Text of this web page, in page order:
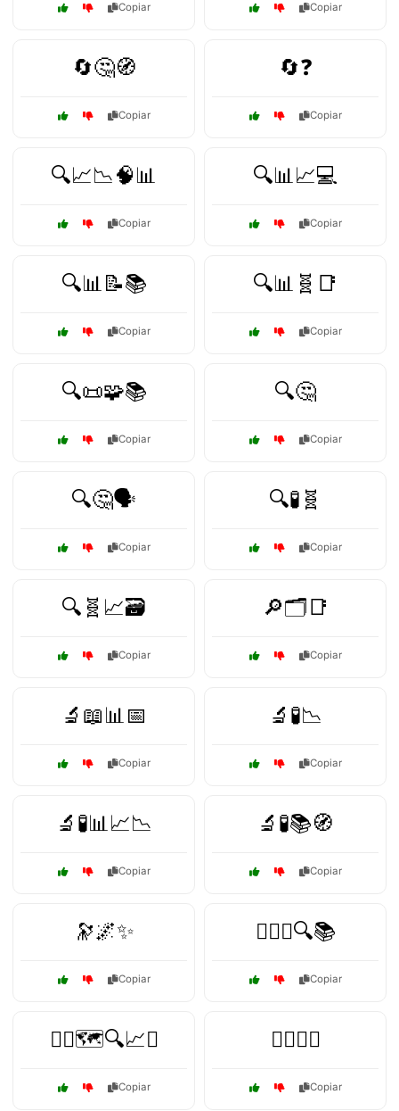
Copiar Copiar
🔄🤔🧭
Copiar
🔄❓
Copiar
🔍📈📉🧠📊
Copiar
🔍📊📈💻
Copiar
🔍📊📝📚
Copiar
🔍📊🧬📑
Copiar
🔍📜🧩📚
Copiar
🔍🤔
Copiar
🔍🤔🗣️
Copiar
🔍🧪🧬
Copiar
🔍🧬📈🗃️
Copiar
🔎🗂️📑
Copiar
🔬📖📊📅
Copiar
🔬🧪📉
Copiar
🔬🧪📊📈📉
Copiar
🔬🧪📚🧭
Copiar
🔭🌌✨
Copiar
🕵️‍♀️📜🔍📚
Copiar
🕵️‍♀️🗺️🔍📈🧭
Copiar
🕵️‍♂️📑🔬
Copiar